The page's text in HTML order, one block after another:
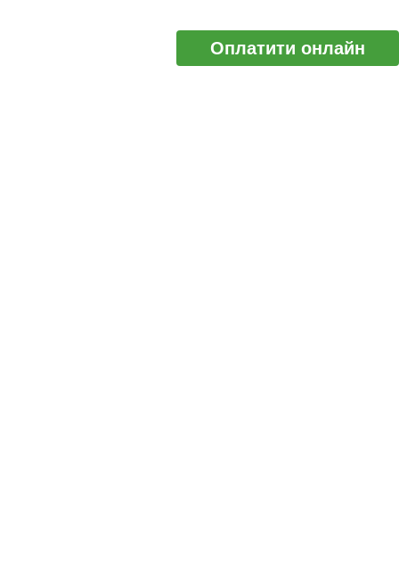
Оплатити онлайн